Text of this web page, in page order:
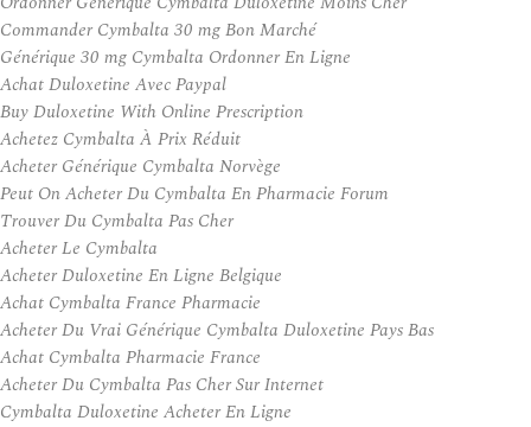
Commander Cymbalta 30 mg Bon Marché
Générique 30 mg Cymbalta Ordonner En Ligne
Achat Duloxetine Avec Paypal
Buy Duloxetine With Online Prescription
Achetez Cymbalta À Prix Réduit
Acheter Générique Cymbalta Norvège
Peut On Acheter Du Cymbalta En Pharmacie Forum
Trouver Du Cymbalta Pas Cher
Acheter Le Cymbalta
Acheter Duloxetine En Ligne Belgique
Achat Cymbalta France Pharmacie
Acheter Du Vrai Générique Cymbalta Duloxetine Pays Bas
Achat Cymbalta Pharmacie France
Acheter Du Cymbalta Pas Cher Sur Internet
Cymbalta Duloxetine Acheter En Ligne